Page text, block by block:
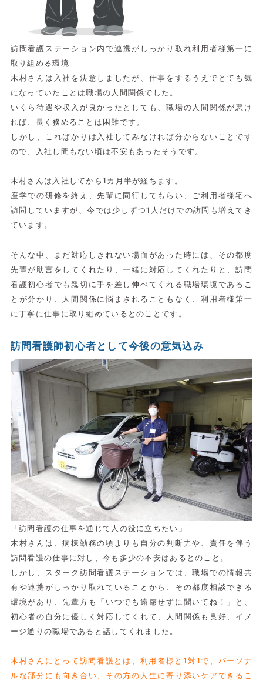
訪問看護ステーション内で連携がしっかり取れ利用者様第一に
取り組める環境
木村さんは入社を決意しましたが、仕事をするうえでとても気
になっていたことは職場の人間関係でした。
いくら待遇や収入が良かったとしても、職場の人間関係が悪け
れば、長く務めることは困難です。
しかし、こればかりは入社してみなければ分からないことです
ので、入社し間もない頃は不安もあったそうです。
木村さんは入社してから1カ月半が経ちます。
座学での研修を終え、先輩に同行してもらい、ご利用者様宅へ
訪問していますが、今では少しずつ1人だけでの訪問も増えてき
ています。
そんな中、まだ対応しきれない場面があった時には、その都度
先輩が助言をしてくれたり、一緒に対応してくれたりと、訪問
看護初心者でも親切に手を差し伸べてくれる職場環境であるこ
とが分かり、人間関係に悩まされることもなく、利用者様第一
に丁寧に仕事に取り組めているとのことです。
訪問看護師初心者として今後の意気込み
「訪問看護の仕事を通じて人の役に立ちたい」
木村さんは、病棟勤務の頃よりも自分の判断力や、責任を伴う
訪問看護の仕事に対し、今も多少の不安はあるとのこと。
しかし、スターク訪問看護ステーションでは、職場での情報共
有や連携がしっかり取れていることから、その都度相談できる
環境があり、先輩方も「いつでも遠慮せずに聞いてね！」と、
初心者の自分に優しく対応してくれて、人間関係も良好、イメ
ージ通りの職場であると話してくれました。
木村さんにとって訪問看護とは、利用者様と1対1で、パーソナ
ルな部分にも向き合い、その方の人生に寄り添いケアできるこ